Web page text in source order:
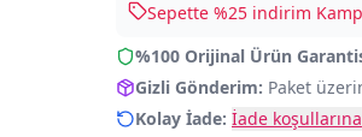
Sepette %25 indirim
%100 Orijinal Ürün
Gizli Gönderim: Paket
Kolay İade: İade koşullarına